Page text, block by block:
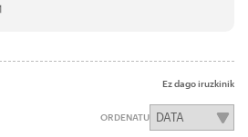
Ez dago iruzkinik
ORDENATU